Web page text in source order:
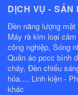
DỊCH VỤ - SẢN
Đèn năng lượng
Máy rà kim loại
công nghiệp, Sóng
Quần áo pccc bình
cháy, Đèn chiếu
hóa..., Linh kiện -
khác